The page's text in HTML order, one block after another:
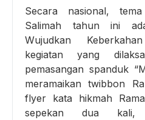
Secara nasional,
Salimah tahun ini
Wujudkan
kegiatan yang
pemasangan spanduk
meramaikan twibbon
flyer kata hikmah
sepekan dua kali,